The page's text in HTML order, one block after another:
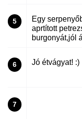
5
Egy
aprtított
burgonyát,jól
6 Jó étvágyat! :)
7